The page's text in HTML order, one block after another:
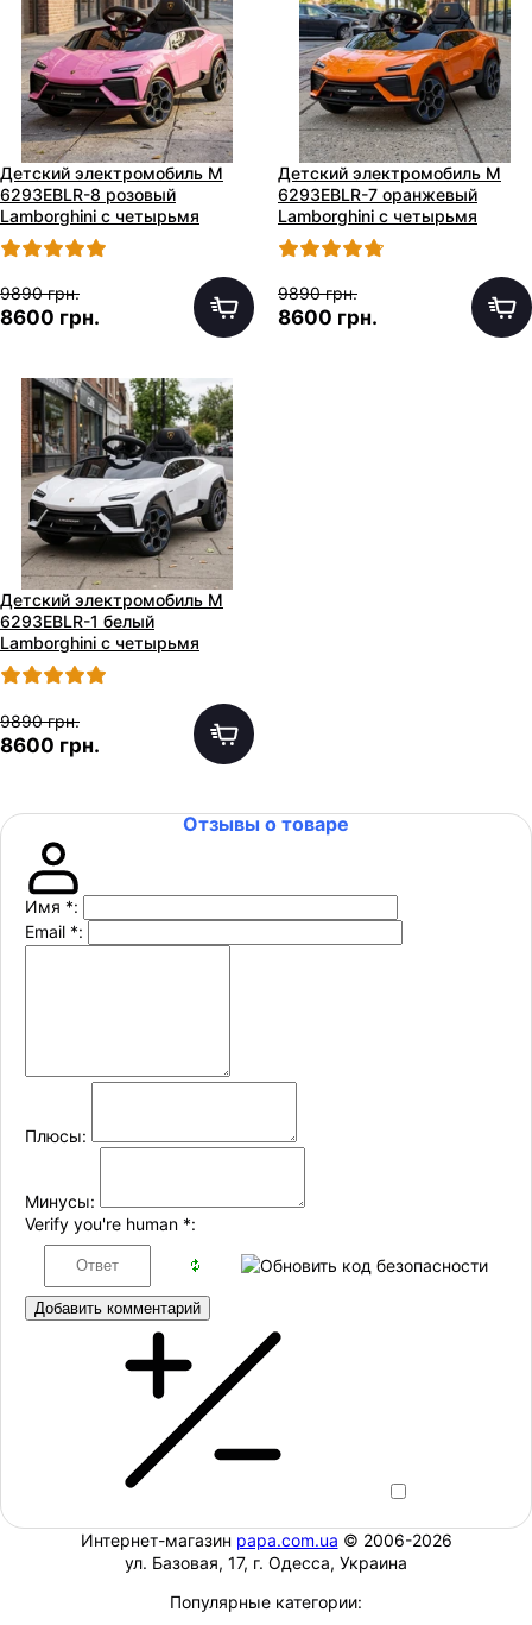
Детский электромобиль M
6293EBLR-8 розовый
Lamborghini с четырьмя
моторами
9890 грн.
8600 грн.
Детский электромобиль M
6293EBLR-7 оранжевый
Lamborghini с четырьмя
моторами
9890 грн.
8600 грн.
Детский электромобиль M
6293EBLR-1 белый
Lamborghini с четырьмя
моторами
9890 грн.
8600 грн.
Отзывы о товаре
Имя *:
Email *:
Плюсы:
Минусы:
Verify you're human *:
Добавить комментарий
Интернет-магазин papa.com.ua © 2006-2026
ул. Базовая, 17, г. Одесса, Украина
Популярные категории: